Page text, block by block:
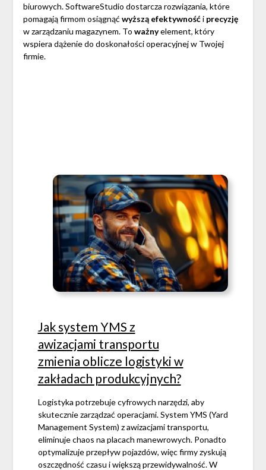
biurowych. SoftwareStudio dostarcza rozwiązania, które
pomagają firmom osiągnąć wyższą efektywnośći precyzję
w zarządzaniu magazynem. To ważnyelement, który
wspiera dążenie do doskonałości operacyjnej w Twojej
firmie.
Jak system YMS z
awizacjami transportu
zmienia oblicze logistyki w
zakładach produkcyjnych?
Logistyka potrzebuje cyfrowych narzędzi, aby
skutecznie zarządzać operacjami. System YMS (Yard
Management System) z awizacjami transportu,
eliminuje chaos na placach manewrowych. Ponadto
optymalizuje przepływ pojazdów, więc firmy zyskują
oszczędność czasu i większą przewidywalność. W